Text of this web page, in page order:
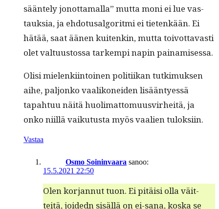
sään­te­ly jonot­ta­mal­la” mut­ta moni ei lue vas­
tauk­sia, ja ehdo­tusal­go­rit­mi ei tietenkään. Ei
hätää, saat äänen kuitenkin, mut­ta toiv­ot­tavasti
olet val­tu­us­tossa tarkem­pi napin painamisessa.
Olisi mie­lenki­in­toinen poli­ti­ikan tutkimuk­sen
aihe, paljonko vaa­likonei­den lisään­tyessä
tapah­tuu näitä huoli­mat­to­muusvirheitä, ja
onko niil­lä vaiku­tus­ta myös vaalien tuloksiin.
Vastaa
Osmo Soininvaara sanoo:
15.5.2021 22:50
Olen kor­jan­nut tuon. Ei pitäisi olla väit­
teitä, joid­edn sisäl­lä on ei-sana, kos­ka se